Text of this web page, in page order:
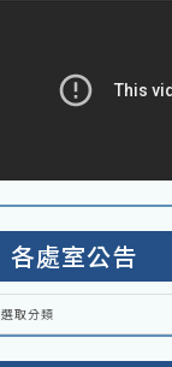
各處室公告
選取分類